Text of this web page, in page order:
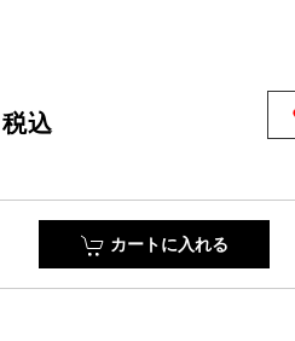
税込
カートに入れる